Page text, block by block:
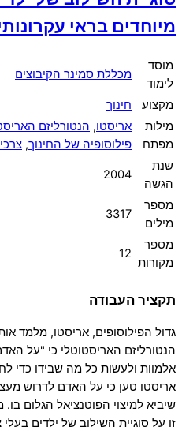
מיוחדים בראי
מוסד
לימוד
מכללת סמינר הקיבוצים
מקצוע
חינוך
מילות
מפתח
אריסטו, הנטורליזם
פילוסופיה של החינוך,
שנת
הגשה
2004
מספר
מילים
3317
מספר
מקורות
12
תקציר העבודה
גדול הפילוסופים, אריסטו, מלמד
הנטורליזם האריסטוטלי כי "על
אלמוות ולעשות כל מה שבידו כדי
אריסטו טען כי על האדם לדרוש
שיביא למיצוי הפוטנציאל הגלום
זו על סוגיית השילוב של ילדים בעלי